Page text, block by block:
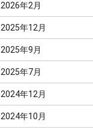
2026年2月
2025年12月
2025年9月
2025年7月
2024年12月
2024年10月